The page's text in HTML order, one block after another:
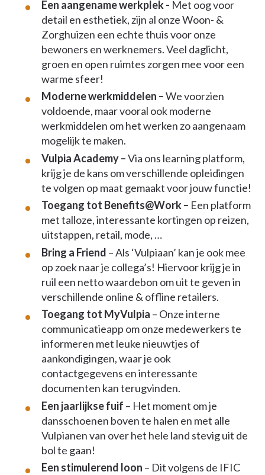
Een aangename werkplek - Met oog voor
detail en esthetiek, zijn al onze Woon- &
Zorghuizen een echte thuis voor onze
bewoners en werknemers. Veel daglicht,
groen en open ruimtes zorgen mee voor een
warme sfeer!
Moderne werkmiddelen –We voorzien
voldoende, maar vooral ook moderne
werkmiddelen om het werken zo aangenaam
mogelijk te maken.
Vulpia Academy –Via ons learning platform,
krijg je de kans om verschillende opleidingen
te volgen op maat gemaakt voor jouw functie!
Toegang tot Benefits@Work – Een platform
met talloze, interessante kortingen op reizen,
uitstappen, retail, mode, …
Bring a Friend – Als ‘Vulpiaan’ kan je ook mee
op zoek naar je collega’s! Hiervoor krijg je in
ruil een netto waardebon om uit te geven in
verschillende online & offline retailers.
Toegang tot MyVulpia – Onze interne
communicatieapp om onze medewerkers te
informeren met leuke nieuwtjes of
aankondigingen, waar je ook
contactgegevens en interessante
documenten kan terugvinden.
Een jaarlijkse fuif – Het moment om je
dansschoenen boven te halen en met alle
Vulpianen van over het hele land stevig uit de
bol te gaan!
Een stimulerend loon – Dit volgens de IFIC